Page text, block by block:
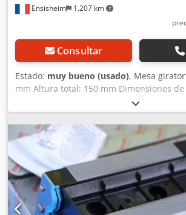
Ensisheim 1.207 km
Consultar
Estado: muy bueno (usado), Mesa
mm Altura total: 150 mm Dimensiones
580 mm x Profundidad 500 mm Peso:
Dwedpfszmw T Ejx Ah Doa En muy buen